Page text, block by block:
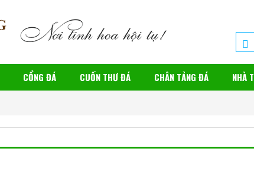
CỔNG ĐÁ CUỐN THƯ ĐÁ CHÂN TẢNG ĐÁ NHÀ